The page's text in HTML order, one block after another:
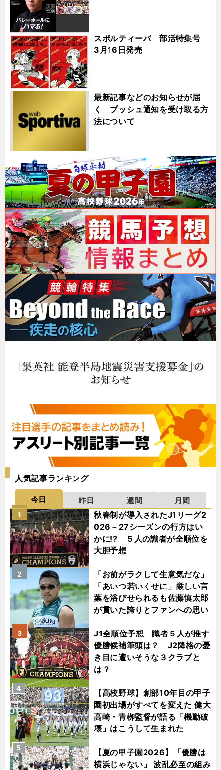
スポルティーバ 部活特集号
3月16日発売
最新記事などのお知らせが届
く プッシュ通知を受け取る方
法について
人気記事ランキング
今日 昨日 週間
月間
秋春制が導入されたJ1リーグ2
026－27シーズンの行方はい
かに!? ５人の識者が全順位を
大胆予想
1
「お前がラクして生意気だな」
「あいつ若いくせに」厳しい言
葉を浴びせられるも佐藤慎太郎
が貫いた誇りとファンへの思い
2
J1全順位予想 識者５人が推す
優勝候補筆頭は？ J2降格の憂
き目に遭いそうな３クラブと
は？
3
【高校野球】創部10年目の甲子
園初出場がすべてを変えた 健大
高崎・青栁監督が語る「機動破
壊」はこうして生まれた
4
【夏の甲子園2026】「優勝は
横浜じゃない」 波乱必至の組み
5